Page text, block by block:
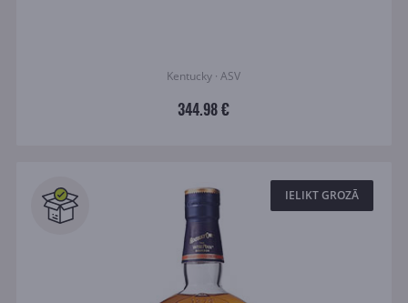
Kentucky · ASV
344.98 €
IELIKT GROZĀ